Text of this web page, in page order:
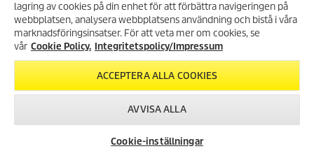
HUVUDKONTOR
JURIDISK INFORMATION
Cookie policy
Friskrivningsklausul
Hantering av personuppgifter
lagring av cookies på din enhet för att förbättra navigeringen på
webbplatsen, analysera webbplatsens användning och bistå i våra
marknadsföringsinsatser. För att veta mer om cookies, se
vår Cookie Policy. Integritetspolicy/Impressum
ACCEPTERA ALLA COOKIES
AVVISA ALLA
Cookie-inställningar